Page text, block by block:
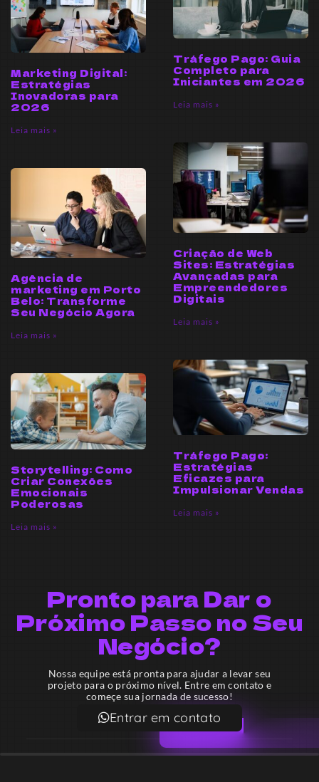
Marketing Digital:
Estratégias
Inovadoras para
2026
Leia mais »
Tráfego Pago: Guia
Completo para
Iniciantes em 2026
Leia mais »
Agência de
marketing em Porto
Belo: Transforme
Seu Negócio Agora
Leia mais »
Criação de Web
Sites: Estratégias
Avançadas para
Empreendedores
Digitais
Leia mais »
Storytelling: Como
Criar Conexões
Emocionais
Poderosas
Leia mais »
Tráfego Pago:
Estratégias
Eficazes para
Impulsionar Vendas
Leia mais »
Pronto para Dar o
Próximo Passo no Seu
Negócio?
Nossa equipe está pronta para ajudar a levar seu
projeto para o próximo nível. Entre em contato e
começe sua jornada de sucesso!
Entrar em contato